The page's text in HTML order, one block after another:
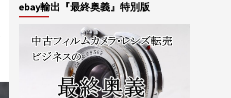
ebay輸出『最終奥義』特別版